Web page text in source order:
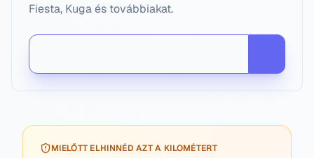
Fiesta, Kuga és továbbiakat.
MIELŐTT ELHINNÉD AZT A KILOMÉTERT